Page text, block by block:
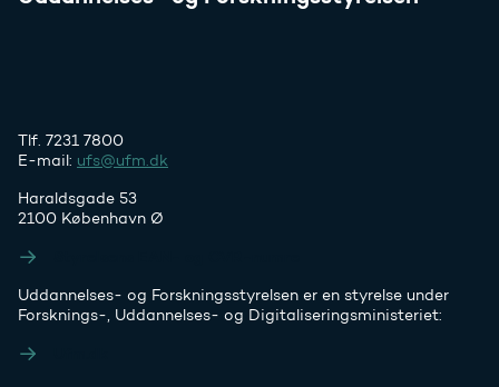
Tlf. 7231 7800
E-mail: ufs@ufm.dk
Haraldsgade 53
2100 København Ø
Uddannelses- og Forskningsstyrelsen er en styrelse under
Forsknings-, Uddannelses- og Digitaliseringsministeriet: